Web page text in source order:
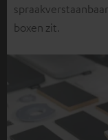
boxen zit.